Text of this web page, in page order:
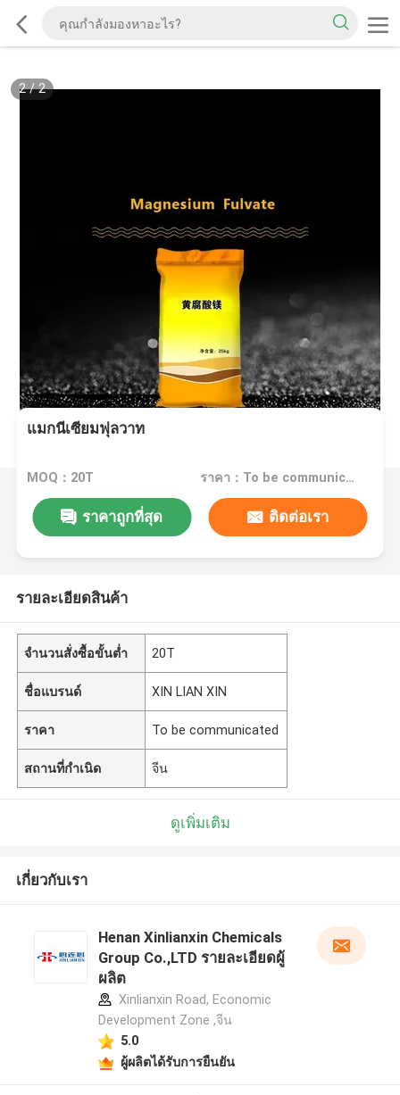
2/2
แมกนีเซียมฟุลวาท
MOQ：20T ราคา：To be communicated
ราคาถูกที่สุด ติดต่อเรา
รายละเอียดสินค้า
จำนวนสั่งซื้อขั้นต่ำ 20T
ชื่อแบรนด์ XIN LIAN XIN
ราคา To be communicated
สถานที่กำเนิด จีน
ดูเพิ่มเติม
เกี่ยวกับเรา
Henan Xinlianxin Chemicals
Group Co.,LTD รายละเอียดผู้
ผลิต
Xinlianxin Road, Economic
Development Zone ,จีน
5.0
ผู้ผลิตได้รับการยืนยัน